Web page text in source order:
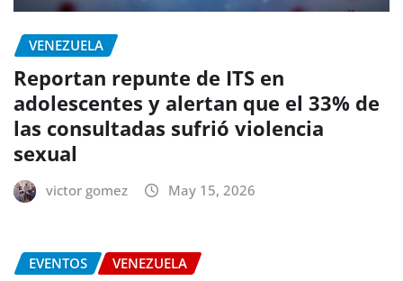
VENEZUELA
Reportan repunte de ITS en
adolescentes y alertan que el 33% de
las consultadas sufrió violencia
sexual
victor gomez May 15, 2026
EVENTOS VENEZUELA